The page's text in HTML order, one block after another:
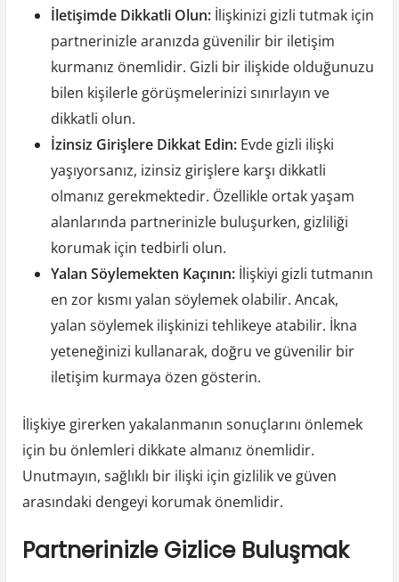
İletişimde Dikkatli Olun:İlişkinizi gizli tutmak için
partnerinizle aranızda güvenilir bir iletişim
kurmanız önemlidir. Gizli bir ilişkide olduğunuzu
bilen kişilerle görüşmelerinizi sınırlayın ve
dikkatli olun.
İzinsiz Girişlere Dikkat Edin:Evde gizli ilişki
yaşıyorsanız, izinsiz girişlere karşı dikkatli
olmanız gerekmektedir. Özellikle ortak yaşam
alanlarında partnerinizle buluşurken, gizliliği
korumak için tedbirli olun.
Yalan Söylemekten Kaçının:İlişkiyi gizli tutmanın
en zor kısmı yalan söylemek olabilir. Ancak,
yalan söylemek ilişkinizi tehlikeye atabilir. İkna
yeteneğinizi kullanarak, doğru ve güvenilir bir
iletişim kurmaya özen gösterin.
İlişkiye girerken yakalanmanın sonuçlarını önlemek
için bu önlemleri dikkate almanız önemlidir.
Unutmayın, sağlıklı bir ilişki için gizlilik ve güven
arasındaki dengeyi korumak önemlidir.
Partnerinizle Gizlice Buluşmak